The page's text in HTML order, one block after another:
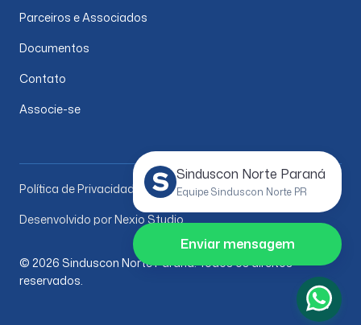
Sinduscon Norte Paraná
Equipe Sinduscon Norte PR
Enviar mensagem
Parceiros e Associados
Documentos
Contato
Associe-se
© 2026 Sinduscon Norte Paraná. Todos os direitos
reservados.
Política de Privacidade
Desenvolvido por Nexio Studio